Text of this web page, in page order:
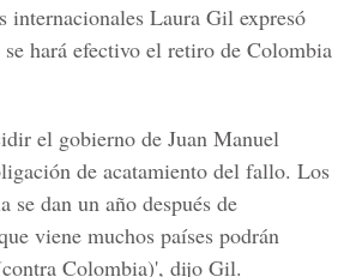
internacionales Laura Gil expresó
hará efectivo el retiro de Colombia
el gobierno de Juan Manuel
de acatamiento del fallo. Los
se dan un año después de
viene muchos países podrán
Colombia)', dijo Gil.